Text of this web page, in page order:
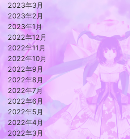
2023年3月
2023年2月
2023年1月
2022年12月
2022年11月
2022年10月
2022年9月
2022年8月
2022年7月
2022年6月
2022年5月
2022年4月
2022年3月